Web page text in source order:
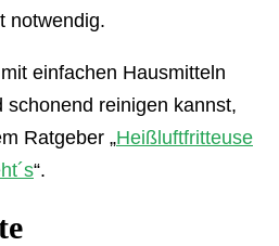
notwendig.
einfachen Hausmitteln
reinigen kannst,
Ratgeber „Heißluftfritteuse
“.